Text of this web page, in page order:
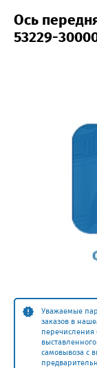
Ось
53229-
Уважаемые
заказов в
перечисления
самовывоза с